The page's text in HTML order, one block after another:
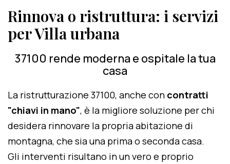
Rinnova o ristruttura: i servizi
per Villa urbana
37100 rende moderna e ospitale la tua
casa
La ristrutturazione 37100, anche con contratti
"chiavi in mano", è la migliore soluzione per chi
desidera rinnovare la propria abitazione di
montagna, che sia una prima o seconda casa.
Gli interventi risultano in un vero e proprio